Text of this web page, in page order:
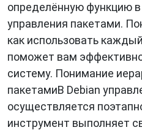
определённую функцию
управления пакетами.
как использовать
поможет вам
систему. Понимание
пакетамиВ Debian
осуществляется
инструмент выполняет